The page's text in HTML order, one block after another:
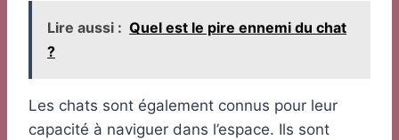
Lire aussi : Quel est le pire ennemi du chat
?
Les chats sont également connus pour leur
capacité à naviguer dans l’espace. Ils sont